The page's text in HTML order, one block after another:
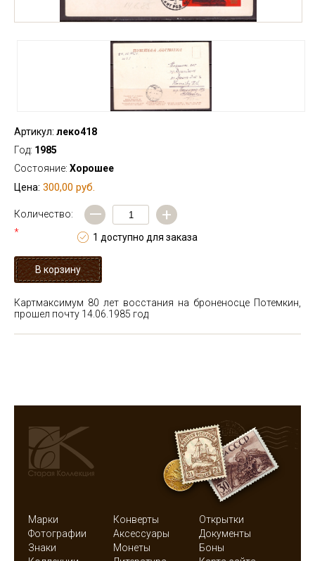
Артикул: леко418
Год: 1985
Состояние: Хорошее
Цена: 300,00 руб.
Количество:
*
— +
1 доступно для заказа
Картмаксимум 80 лет восстания на броненосце Потемкин,
прошел почту 14.06.1985 год
Марки Конверты
Открытки
Фотографии
Аксессуары
Документы
Знаки
Монеты
Боны